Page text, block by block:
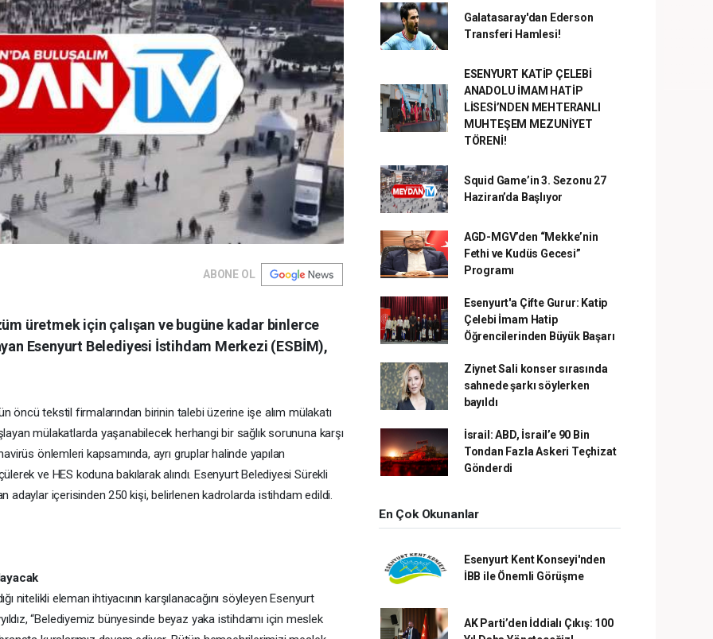
ABONE OL
üretmek için çalışan ve bugüne kadar binlerce
Esenyurt Belediyesi İstihdam Merkezi (ESBİM),
öncü tekstil firmalarından birinin talebi üzerine işe alım mülakatı
mülakatlarda yaşanabilecek herhangi bir sağlık sorununa karşı
önlemleri kapsamında, ayrı gruplar halinde yapılan
ve HES koduna bakılarak alındı. Esenyurt Belediyesi Sürekli
adaylar içerisinden 250 kişi, belirlenen kadrolarda istihdam edildi.
nitelikli eleman ihtiyacının karşılanacağını söyleyen Esenyurt
“Belediyemiz bünyesinde beyaz yaka istihdamı için meslek
Galatasaray'dan Ederson
Transferi Hamlesi!
ESENYURT KATİP ÇELEBİ
ANADOLU İMAM HATİP
LİSESİ’NDEN MEHTERANLI
MUHTEŞEM MEZUNİYET
TÖRENİ!
Squid Game’in 3. Sezonu 27
Haziran’da Başlıyor
AGD-MGV’den “Mekke’nin
Fethi ve Kudüs Gecesi”
Programı
Esenyurt'a Çifte Gurur: Katip
Çelebi İmam Hatip
Öğrencilerinden Büyük Başarı
Ziynet Sali konser sırasında
sahnede şarkı söylerken
bayıldı
İsrail: ABD, İsrail’e 90 Bin
Tondan Fazla Askeri Teçhizat
Gönderdi
En Çok Okunanlar
Esenyurt Kent Konseyi'nden
İBB ile Önemli Görüşme
AK Parti’den İddialı Çıkış: 100